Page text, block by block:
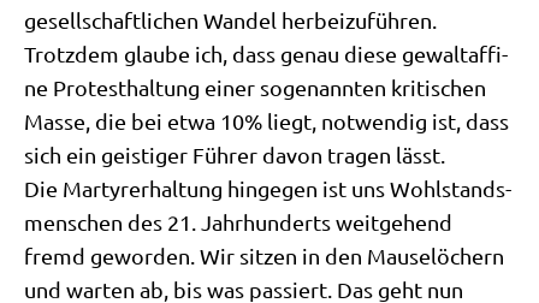
gesell­schaft­li­chen Wan­del herbeizuführen.
Trotz­dem glau­be ich, dass genau die­se gewalt­a­ffi­
ne Pro­test­hal­tung einer soge­nann­ten kri­ti­schen
Mas­se, die bei etwa 10% liegt, not­wen­dig ist, dass
sich ein gei­sti­ger Füh­rer davon tra­gen lässt.
Die Mar­ty­rer­hal­tung hin­ge­gen ist uns Wohl­stands­
men­schen des 21. Jahr­hun­derts weit­ge­hend
fremd gewor­den. Wir sit­zen in den Mau­se­lö­chern
und war­ten ab, bis was pas­siert. Das geht nun